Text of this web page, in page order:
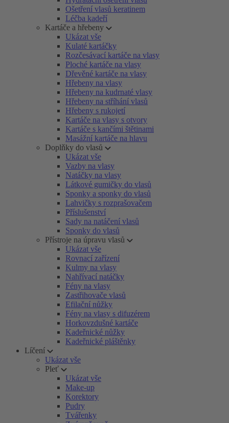
Ošetření vlasů keratinem
Léčba kadeří
Kartáče a hřebeny
Ukázat vše
Kulaté kartáčky
Rozčesávací kartáče na vlasy
Ploché kartáče na vlasy
Dřevěné kartáče na vlasy
Hřebeny na vlasy
Hřebeny na kudrnaté vlasy
Hřebeny na stříhání vlasů
Hřebeny s rukojetí
Kartáče na vlasy s otvory
Kartáče s kančími štětinami
Masážní kartáče na hlavu
Doplňky do vlasů
Ukázat vše
Vazby na vlasy
Natáčky na vlasy
Látkové gumičky do vlasů
Sponky a sponky do vlasů
Lahvičky s rozprašovačem
Příslušenství
Sady na natáčení vlasů
Sponky do vlasů
Přístroje na úpravu vlasů
Ukázat vše
Rovnací zařízení
Kulmy na vlasy
Nahřívací natáčky
Fény na vlasy
Zastřihovače vlasů
Efilační nůžky
Fény na vlasy s difuzérem
Horkovzdušné kartáče
Kadeřnické nůžky
Kadeřnické pláštěnky
Líčení
Ukázat vše
Pleť
Ukázat vše
Make-up
Korektory
Pudry
Tvářenky